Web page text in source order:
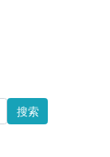
搜索